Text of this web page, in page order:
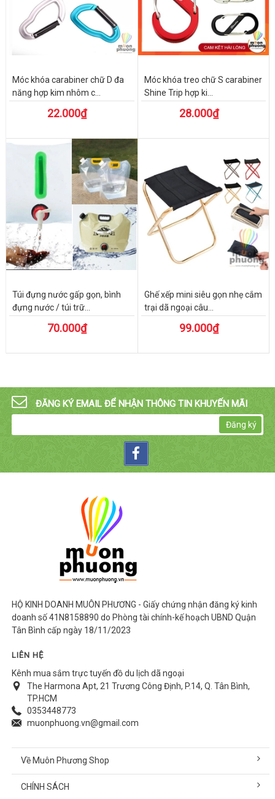
Móc khóa carabiner chữ D đa
năng hợp kim nhôm c...
22.000₫
Móc khóa treo chữ S carabiner
Shine Trip hợp ki...
28.000₫
Túi đựng nước gấp gọn, bình
đựng nước / túi trữ...
70.000₫
Ghế xếp mini siêu gọn nhẹ cắm
trại dã ngoại câu...
99.000₫
ĐĂNG KÝ EMAIL ĐỂ NHẬN THÔNG TIN KHUYẾN MÃI
Đăng ký
HỘ KINH DOANH MUÔN PHƯƠNG - Giấy chứng nhận đăng ký kinh
doanh số 41N8158890 do Phòng tài chính-kế hoạch UBND Quận
Tân Bình cấp ngày 18/11/2023
LIÊN HỆ
Kênh mua sắm trực tuyến đồ du lịch dã ngoại
The Harmona Apt, 21 Trương Công Định, P.14, Q. Tân Bình,
TP.HCM
0353448773
muonphuong.vn@gmail.com
Về Muôn Phương Shop
CHÍNH SÁCH